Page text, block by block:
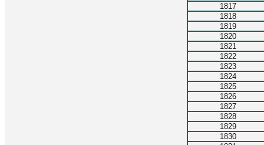
1817
1818
1819
1820
1821
1822
1823
1824
1825
1826
1827
1828
1829
1830